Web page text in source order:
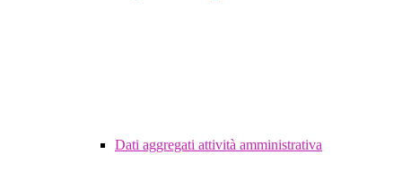
Dati aggregati attività amministrativa